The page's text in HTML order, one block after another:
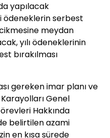
yapılacak
ödeneklerin serbest
meydan
yılı ödeneklerinin
bırakılması
gereken imar planı ve
Genel
Hakkında
belirtilen azami
en kısa sürede